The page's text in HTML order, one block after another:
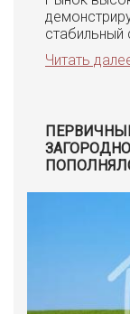
стабильный
Читать